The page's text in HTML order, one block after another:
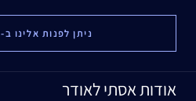
ניתן לפנות אלינו ב-WHATSAPP
אודות אסתי לאודר